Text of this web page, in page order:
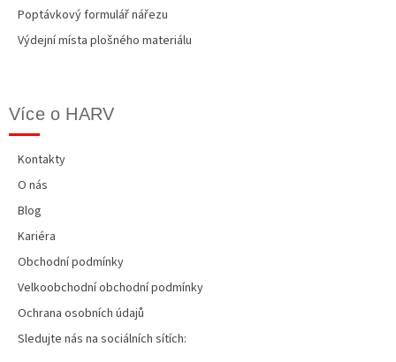
Poptávkový formulář nářezu
Výdejní místa plošného materiálu
Více o HARV
Kontakty
O nás
Blog
Kariéra
Obchodní podmínky
Velkoobchodní obchodní podmínky
Ochrana osobních údajů
Sledujte nás na sociálních sítích: